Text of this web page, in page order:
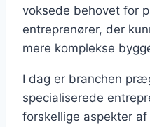
voksede behovet for
entreprenører, der
mere komplekse
I dag er branchen
specialiserede
forskellige aspekter